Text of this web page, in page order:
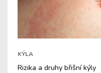
KÝLA
Rizika a druhy břišní kýly